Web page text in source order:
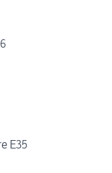
E35